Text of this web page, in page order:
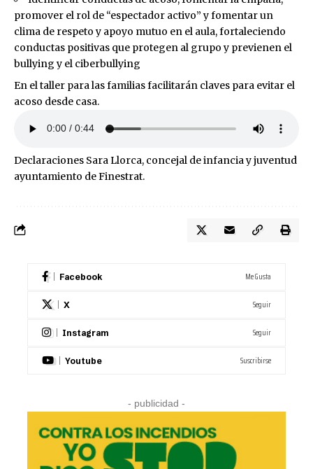
promover el rol de “espectador activo” y fomentar un
clima de respeto y apoyo mutuo en el aula, fortaleciendo
conductas positivas que protegen al grupo y previenen el
bullying y el ciberbullying
En el taller para las familias facilitarán claves para evitar el
acoso desde casa.
Declaraciones Sara Llorca, concejal de infancia y juventud
ayuntamiento de Finestrat.
Facebook Me Gusta
X Seguir
Instagram Seguir
Youtube Suscribirse
- publicidad -